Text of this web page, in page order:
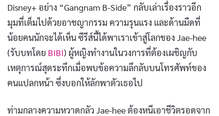
Disney+ อย่าง “Gangnam B-Side” กลับเล่าเรื่องราวอีก
มุมที่เต็มไปด้วยอาชญากรรม ความรุนแรง และด้านมืดที่
น้อยคนนักจะได้เห็น ซีรีส์นี้ได้พาเราเข้าสู่โลกของ Jae-hee
(รับบทโดย BIBI) ผู้หญิงทำงานในวงการที่ต้องเผชิญกับ
เหตุการณ์สุดระทึกเมื่อพบข้อความลึกลับบนโทรศัพท์ของ
คนแปลกหน้า ซึ่งบอกให้ลักพาตัวเธอไป
ท่ามกลางความหวาดกลัว Jae-hee ต้องหนีเอาชีวิตรอดจาก